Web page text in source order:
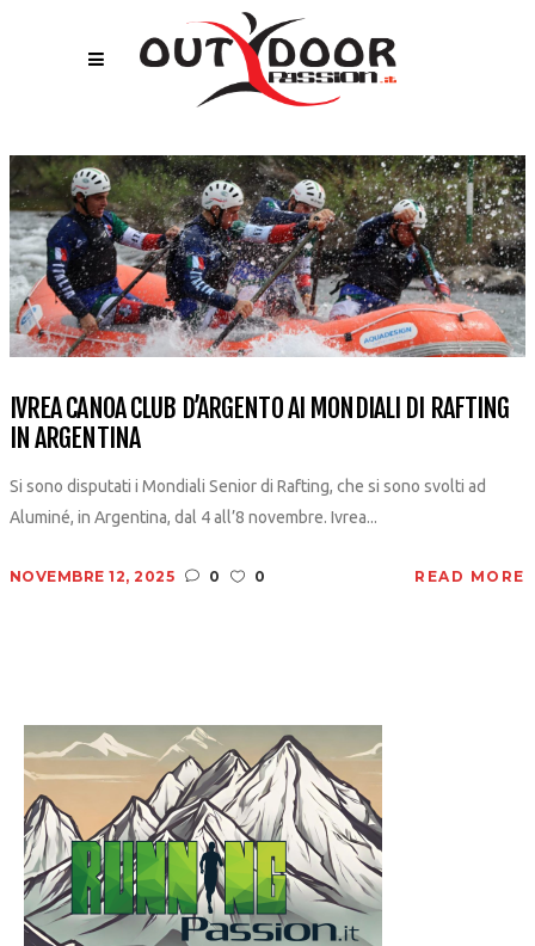
IVREA CANOA CLUB D’ARGENTO AI MONDIALI DI RAFTING
IN ARGENTINA
Si sono disputati i Mondiali Senior di Rafting, che si sono svolti ad
Aluminé, in Argentina, dal 4 all’8 novembre. Ivrea...
NOVEMBRE 12, 2025 0 0 READ MORE